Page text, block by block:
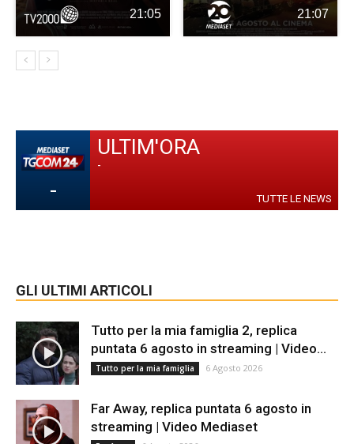
21:05 21:07
-
ULTIM'ORA
-
TUTTE LE NEWS
GLI ULTIMI ARTICOLI
Tutto per la mia famiglia 2, replica
puntata 6 agosto in streaming | Video...
Tutto per la mia famiglia 6 Agosto 2026
Far Away, replica puntata 6 agosto in
streaming | Video Mediaset